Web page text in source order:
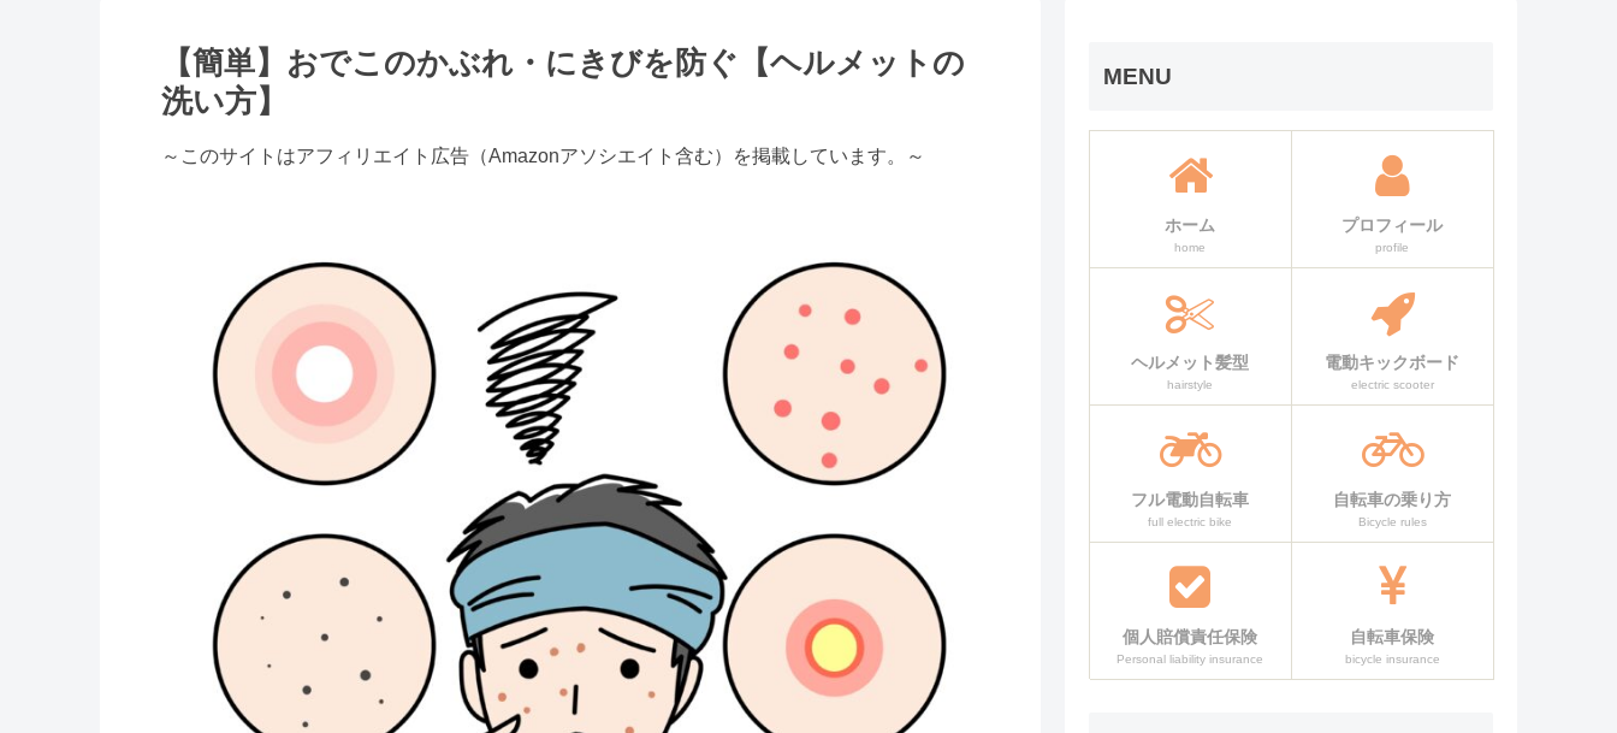
【簡単】おでこのかぶれ・にきびを防ぐ【ヘルメットの
洗い方】
～このサイトはアフィリエイト広告（Amazonアソシエイト含む）を掲載しています。～
MENU
ホーム
home
プロフィール
profile
ヘルメット髪型
hairstyle
電動キックボード
electric scooter
フル電動自転車
full electric bike
自転車の乗り方
Bicycle rules
個人賠償責任保険
Personal liability insurance
自転車保険
bicycle insurance